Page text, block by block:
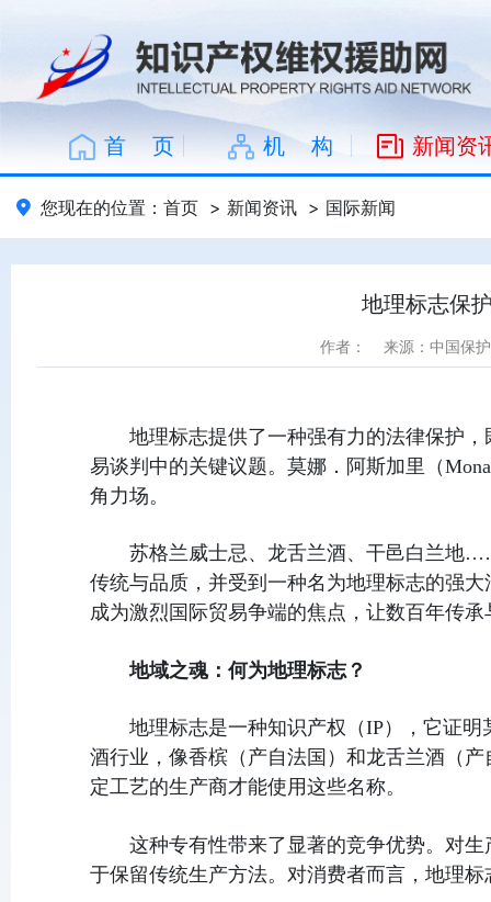
首 页 机 构 新闻资
您现在的位置： 首页 > 新闻资讯 > 国际新闻
地理标志保
作者： 来源：中国保
地理标志提供了一种强有力的法律保护
易谈判中的关键议题。莫娜．阿斯加里（
角力场。
苏格兰威士忌、龙舌兰酒、干邑白兰地
传统与品质，并受到一种名为地理标志的强
成为激烈国际贸易争端的焦点，让数百年传
地域之魂：何为地理标志？
地理标志是一种知识产权（IP），它证
酒行业，像香槟（产自法国）和龙舌兰酒（
定工艺的生产商才能使用这些名称。
这种专有性带来了显著的竞争优势。对
于保留传统生产方法。对消费者而言，地理